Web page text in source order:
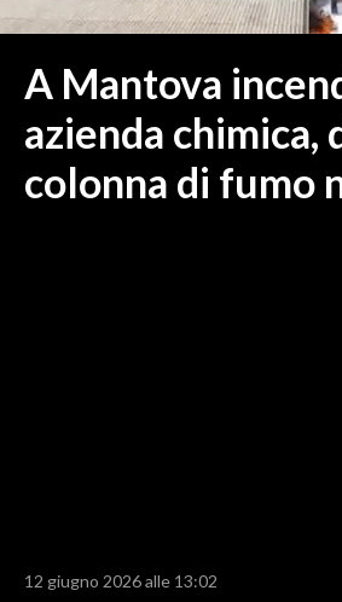
OGLIASTRA
ITALIA
MONDO
RISULTATI E CLASSIFICHE
A Mantova
azienda chimica,
colonna di fumo
12 giugno 2026 alle 13:02